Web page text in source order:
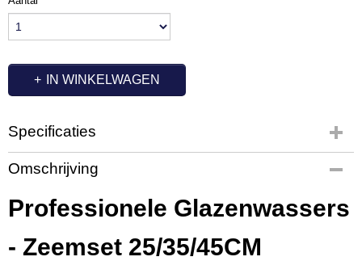
IN WINKELWAGEN
Specificaties
Productcode
QS1006
Omschrijving
Professionele Glazenwassers
- Zeemset 25/35/45CM